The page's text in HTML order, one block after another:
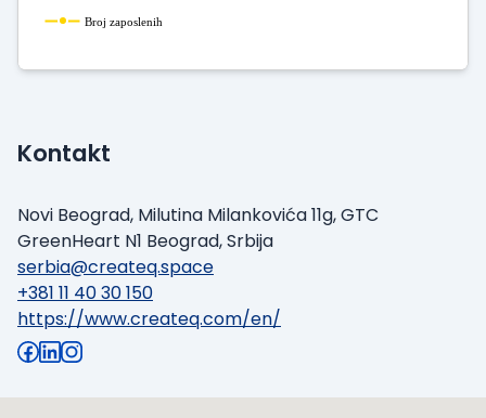
Broj zaposlenih
Kontakt
Novi Beograd, Milutina Milankovića 11g, GTC
GreenHeart N1 Beograd, Srbija
serbia@createq.space
+381 11 40 30 150
https://www.createq.com/en/